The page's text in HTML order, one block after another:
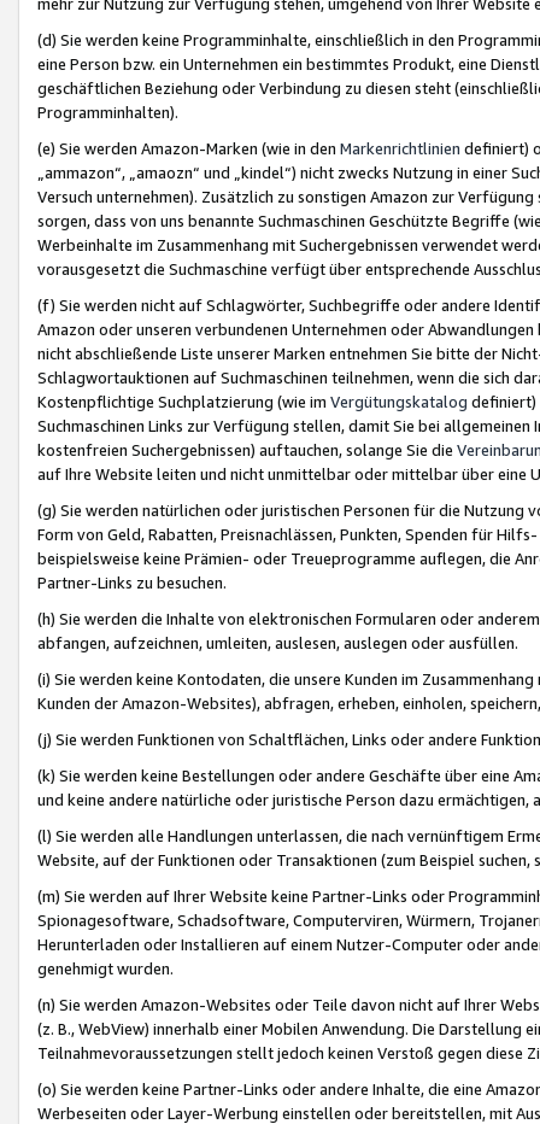
(d) Sie werden keine Programminhalte, einschließlich in den
eine Person bzw. ein Unternehmen ein bestimmtes Produkt, eine
geschäftlichen Beziehung oder Verbindung zu diesen steht
Programminhalten).
(e) Sie werden Amazon-Marken (wie in den Markenrichtlinien definiert)
„ammazon“, „amaozn“ und „kindel“) nicht zwecks Nutzung in einer
Versuch unternehmen). Zusätzlich zu sonstigen Amazon zur
sorgen, dass von uns benannte Suchmaschinen Geschützte Begriffe
Werbeinhalte im Zusammenhang mit Suchergebnissen verwendet
vorausgesetzt die Suchmaschine verfügt über entsprechende
(f) Sie werden nicht auf Schlagwörter, Suchbegriffe oder andere
Amazon oder unseren verbundenen Unternehmen oder
nicht abschließende Liste unserer Marken entnehmen Sie bitte der
Schlagwortauktionen auf Suchmaschinen teilnehmen, wenn die sich
Kostenpflichtige Suchplatzierung (wie im Vergütungskatalog definiert)
Suchmaschinen Links zur Verfügung stellen, damit Sie bei
kostenfreien Suchergebnissen) auftauchen, solange Sie die
auf Ihre Website leiten und nicht unmittelbar oder mittelbar über eine
(g) Sie werden natürlichen oder juristischen Personen für die Nutzung
Form von Geld, Rabatten, Preisnachlässen, Punkten, Spenden für
beispielsweise keine Prämien- oder Treueprogramme auflegen, die
Partner-Links zu besuchen.
(h) Sie werden die Inhalte von elektronischen Formularen oder
abfangen, aufzeichnen, umleiten, auslesen, auslegen oder ausfüllen.
(i) Sie werden keine Kontodaten, die unsere Kunden im
Kunden der Amazon-Websites), abfragen, erheben, einholen,
(j) Sie werden Funktionen von Schaltflächen, Links oder andere
(k) Sie werden keine Bestellungen oder andere Geschäfte über eine
und keine andere natürliche oder juristische Person dazu
(l) Sie werden alle Handlungen unterlassen, die nach vernünftigem
Website, auf der Funktionen oder Transaktionen (zum Beispiel
(m) Sie werden auf Ihrer Website keine Partner-Links oder
Spionagesoftware, Schadsoftware, Computerviren, Würmern,
Herunterladen oder Installieren auf einem Nutzer-Computer oder
genehmigt wurden.
(n) Sie werden Amazon-Websites oder Teile davon nicht auf Ihrer
(z. B., WebView) innerhalb einer Mobilen Anwendung. Die Darstellung
Teilnahmevoraussetzungen stellt jedoch keinen Verstoß gegen diese
(o) Sie werden keine Partner-Links oder andere Inhalte, die eine
Werbeseiten oder Layer-Werbung einstellen oder bereitstellen, mit